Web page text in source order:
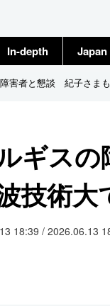
In-depth Japan
害者と懇談 紀子さま
ギス
技術大
18:39 / 2026.06.13